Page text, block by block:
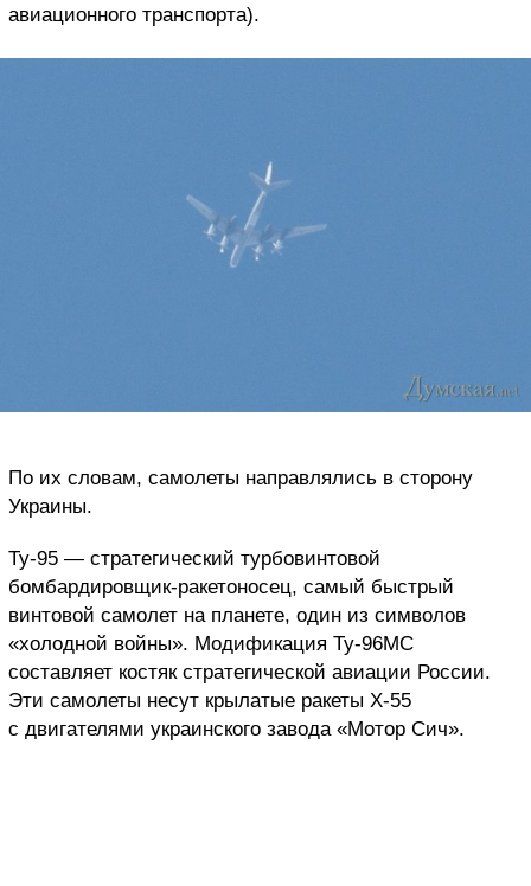
авиационного транспорта).
По их словам, самолеты направлялись в сторону
Украины.
Ту-95 — стратегический турбовинтовой
бомбардировщик-ракетоносец, самый быстрый
винтовой самолет на планете, один из символов
«холодной войны». Модификация Ту-96МС
составляет костяк стратегической авиации России.
Эти самолеты несут крылатые ракеты Х-55
с двигателями украинского завода «Мотор Сич».